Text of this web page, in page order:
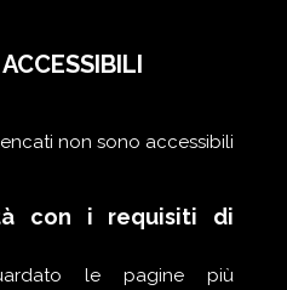
non sono accessibili
con i requisiti di
le pagine più